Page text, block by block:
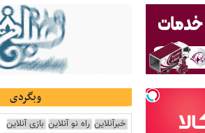
وبگردی
خبرآنلاین راه نو آنلاین بازی آنلاین